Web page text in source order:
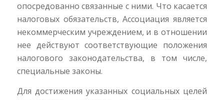
опосредованно связанные с ними. Что касается
налоговых обязательств, Ассоциация является
некоммерческим учреждением, и в отношении
нее действуют соответствующие положения
налогового законодательства, в том числе,
специальные законы.
Для достижения указанных социальных целей